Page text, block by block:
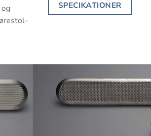
SPECIKATIONER